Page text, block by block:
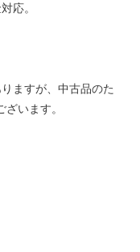
応。
ますが、中古品のた
います。